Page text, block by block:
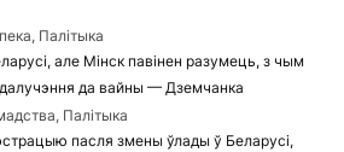
Палітыка
але Мінск павінен разумець, з чым
да вайны — Дземчанка
Палітыка
пасля змены ўлады ў Беларусі,